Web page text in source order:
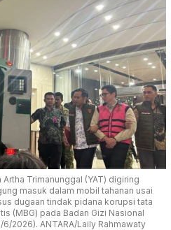
Trimanunggal (YAT) digiring
masuk dalam mobil tahanan usai
dugaan tindak pidana korupsi tata
(MBG) pada Badan Gizi Nasional
6/2026). ANTARA/Laily Rahmawaty